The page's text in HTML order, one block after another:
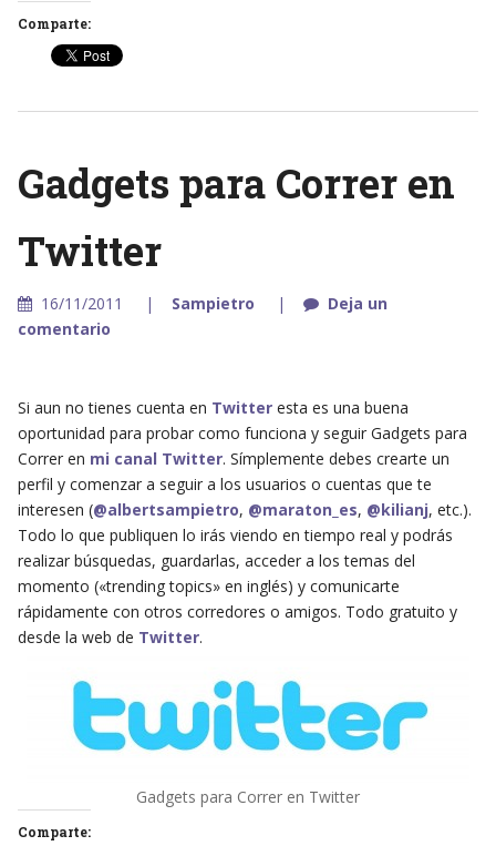
Comparte:
Gadgets para Correr en
Twitter
16/11/2011 Sampietro
Deja un
comentario
Si aun no tienes cuenta en Twitteresta es una buena
oportunidad para probar como funciona y seguir Gadgets para
Correr en mi canal Twitter. Símplemente debes crearte un
perfil y comenzar a seguir a los usuarios o cuentas que te
interesen (@albertsampietro, @maraton_es, @kilianj, etc.).
Todo lo que publiquen lo irás viendo en tiempo real y podrás
realizar búsquedas, guardarlas, acceder a los temas del
momento («trending topics» en inglés) y comunicarte
rápidamente con otros corredores o amigos. Todo gratuito y
desde la web de Twitter.
Gadgets para Correr en Twitter
Comparte: